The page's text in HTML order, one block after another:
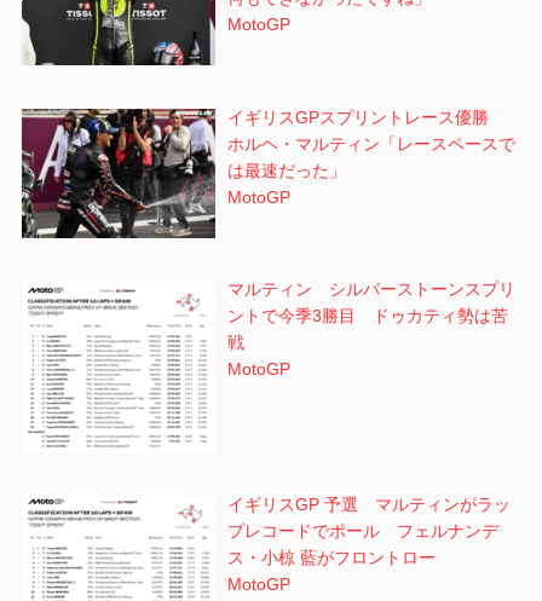
MotoGP
イギリスGPスプリントレース優勝
ホルヘ・マルティン「レースペースで
は最速だった」
MotoGP
マルティン シルバーストーンスプリ
ントで今季3勝目 ドゥカティ勢は苦
戦
MotoGP
イギリスGP 予選 マルティンがラッ
プレコードでポール フェルナンデ
ス・小椋 藍がフロントロー
MotoGP